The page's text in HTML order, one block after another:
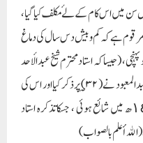
سن میں اس کام کے لۓ مکلف کیا گیا ،
ہے کہ کم و بیش دس سال کی دماغ
، ( جیسا کہ استاد محترم شیخ عبد الأحد
مدنی نے (؃۵۱ ) پر اور مؤرخ اہلحدیث عبد الحکیم عبد المعبود نے ( ؃۳۲ ) پر ذکر کیا اور اس کی
پہلی طبع جامعہ سلفیہ سے ۱۹۹۵م مطابق ١٤١٥ھ میں شائع ہوئی ، جسکا تذکرہ استاد